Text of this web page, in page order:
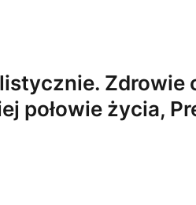
Zdrowie
połowie życia,